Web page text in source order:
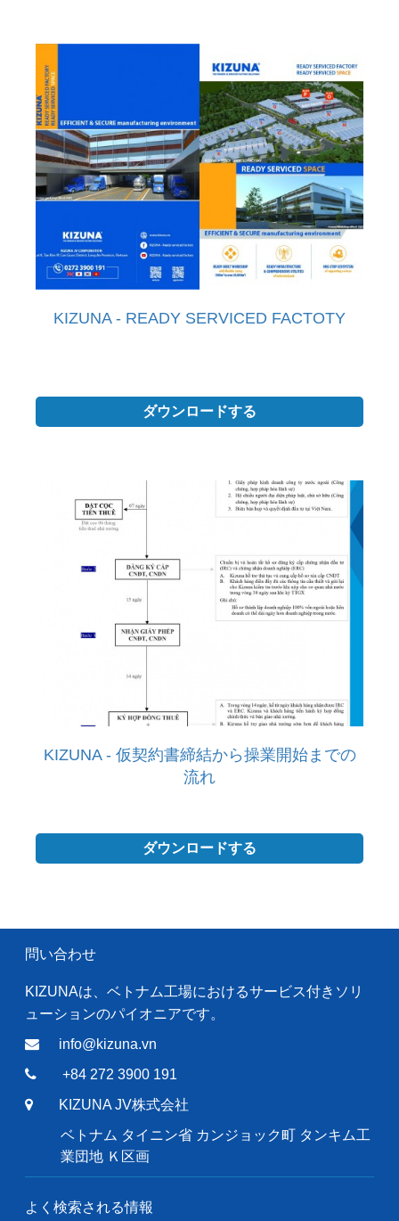
KIZUNA - READY SERVICED FACTOTY
ダウンロードする
KIZUNA - 仮契約書締結から操業開始までの
流れ
ダウンロードする
問い合わせ
KIZUNAは、ベトナム工場におけるサービス付きソリ
ューションのパイオニアです。
info@kizuna.vn
+84 272 3900 191
KIZUNA JV株式会社
ベトナム タイニン省 カンジョック町 タンキム工
業団地 Ｋ区画
よく検索される情報